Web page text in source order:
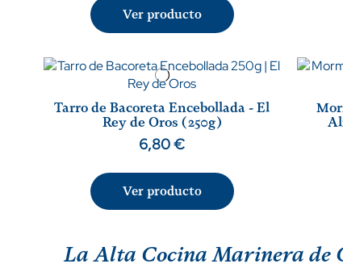
Ver producto
Tarro de Bacoreta Encebollada - El
Rey de Oros (250g)
6,80 €
Ver producto
La Alta Cocina Marinera de